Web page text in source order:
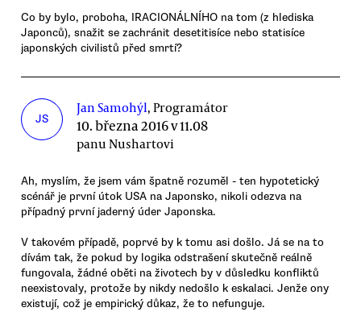
Co by bylo, proboha, IRACIONÁLNÍHO na tom (z hlediska
Japonců), snažit se zachránit desetitisíce nebo statisíce
japonských civilistů před smrtí?
JS
Jan Samohýl, Programátor
10. března 2016 v 11.08
panu Nushartovi
Ah, myslím, že jsem vám špatně rozuměl - ten hypotetický
scénář je první útok USA na Japonsko, nikoli odezva na
případný první jaderný úder Japonska.
V takovém případě, poprvé by k tomu asi došlo. Já se na to
dívám tak, že pokud by logika odstrašení skutečně reálně
fungovala, žádné oběti na životech by v důsledku konfliktů
neexistovaly, protože by nikdy nedošlo k eskalaci. Jenže ony
existují, což je empirický důkaz, že to nefunguje.